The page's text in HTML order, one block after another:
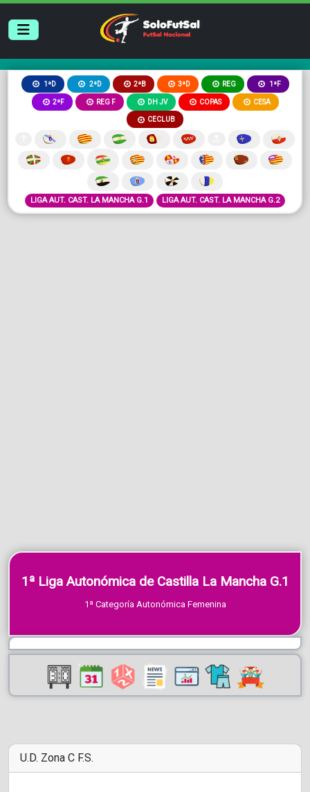
1ªD 2ªD 2ªB 3ªD REG 1ªF
2ªF REG F DH JV COPAS CESA
CECLUB
LIGA AUT. CAST. LA MANCHA G.1 LIGA AUT. CAST. LA MANCHA G.2
1ª Liga Autonómica de Castilla La Mancha G.1
1ª Categoría Autonómica Femenina
U.D. Zona C F.S.